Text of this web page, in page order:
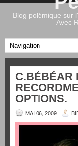
Blog polémique sur
Avec
C.BÉBÉAR
OPTIONS.
MAI 06, 2009